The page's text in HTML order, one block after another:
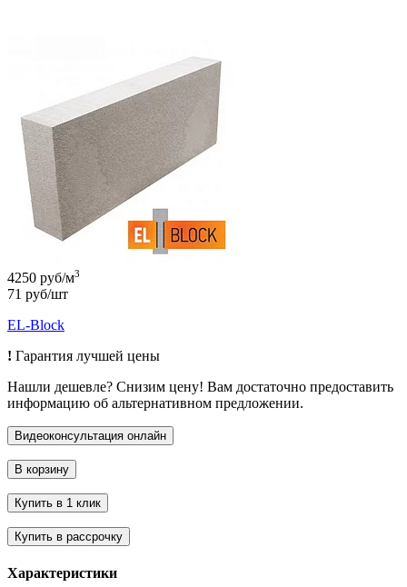
4250 руб/м3
71 руб/шт
EL-Block
! Гарантия лучшей цены
Нашли дешевле? Снизим цену! Вам достаточно предоставить
информацию об альтернативном предложении.
Характеристики